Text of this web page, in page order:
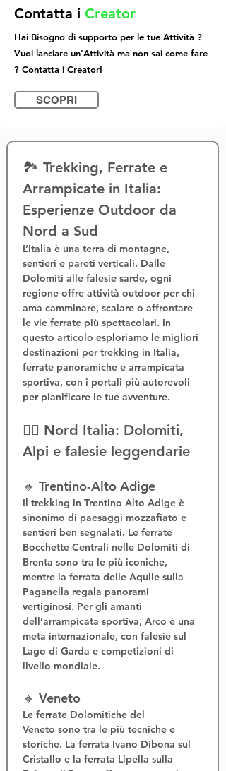
Contatta i Creator
Hai Bisogno di supporto per le tue Attività ?
Vuoi lanciare un'Attività ma non sai come fare
? Contatta i Creator!
SCOPRI
🏞️ Trekking, Ferrate e
Arrampicate in Italia:
Esperienze Outdoor da
Nord a Sud
L’Italia è una terra di montagne,
sentieri e pareti verticali. Dalle
Dolomiti alle falesie sarde, ogni
regione offre attività outdoor per chi
ama camminare, scalare o affrontare
le vie ferrate più spettacolari. In
questo articolo esploriamo le migliori
destinazioni per trekking in Italia,
ferrate panoramiche e arrampicata
sportiva, con i portali più autorevoli
per pianificare le tue avventure.
🧗‍♂️ Nord Italia: Dolomiti,
Alpi e falesie leggendarie
🔹 Trentino-Alto Adige
Il trekking in Trentino Alto Adige è
sinonimo di paesaggi mozzafiato e
sentieri ben segnalati. Le ferrate
Bocchette Centrali nelle Dolomiti di
Brenta sono tra le più iconiche,
mentre la ferrata delle Aquile sulla
Paganella regala panorami
vertiginosi. Per gli amanti
dell’arrampicata sportiva, Arco è una
meta internazionale, con falesie sul
Lago di Garda e competizioni di
livello mondiale.
🔹 Veneto
Le ferrate Dolomitiche del
Veneto sono tra le più tecniche e
storiche. La ferrata Ivano Dibona sul
Cristallo e la ferrata Lipella sulla